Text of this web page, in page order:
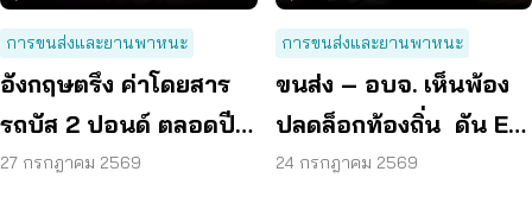
การขนส่งและยานพาหนะ
อังกฤษตรึง ค่าโดยสาร
รถบัส 2 ปอนด์ ตลอดปี
70 ลดค่าครองชีพ
27 กรกฎาคม 2569
การขนส่งและยานพาหนะ
ขนส่ง – อบจ. เห็นพ้อง
ปลดล็อกท้องถิ่น ดัน EV
Bus อยุธยา
24 กรกฎาคม 2569